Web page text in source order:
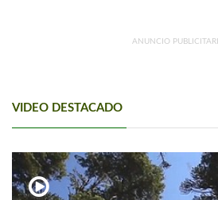
ANUNCIO
VIDEO DESTACADO